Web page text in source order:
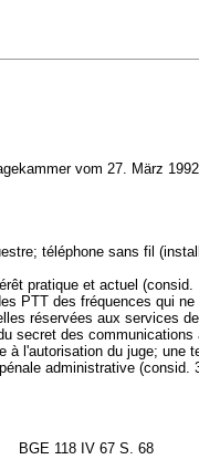
vom 27. März
téléphone sans fil
pratique et actuel (consid.
PTT des fréquences qui
réservées aux services
secret des
à l'autorisation du juge; une
administrative (consid.
BGE 118 IV 67 S. 68